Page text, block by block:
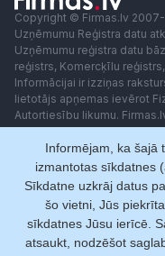
Copyright © Firmas.lv
Uzņēmumu Reģistra datu
Uzņēmumu reģistra datu
reģistrs, Komercķīlu
Informācijai ir izziņas
lietotājs apņemas ievērot
Autortiesību likumu.
lēmumiem, kas balstīti uz
izmantot jebkādas
piekļuvei sistēmai bez
redaktore: Ingūna Pempere.
Lietošanas noteikumi
Informējam, ka šajā
izmantotas sīkdatnes
Sīkdatne uzkrāj datus
šo vietni, Jūs
sīkdatnes Jūsu ierīcē.
atsaukt, nodzēšot